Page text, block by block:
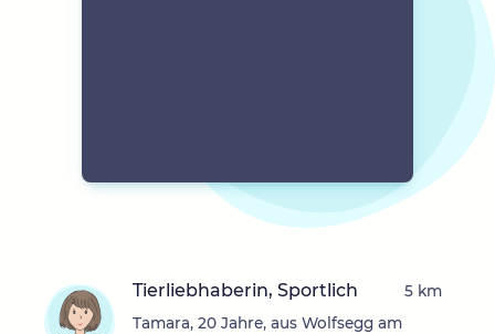
Tierliebhaberin, Sportlich
Tamara, 20 Jahre, aus Wolfsegg am
5 km